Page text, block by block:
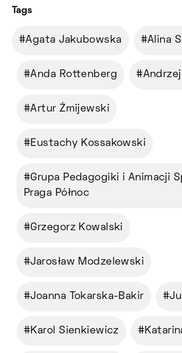
Tags
Agata Jakubowska Alina
Anda Rottenberg Andrzej
Artur Źmijewski
Eustachy Kossakowski
Grupa Pedagogiki i Animacji
Praga Północ
Grzegorz Kowalski
Jarosław Modzelewski
Joanna Tokarska-Bakir
Karol Sienkiewicz